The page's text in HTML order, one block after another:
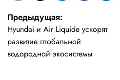
Навигация
по
записям
Предыдущая:
Hyundai и Air Liquide ускорят
развитие глобальной
водородной экосистемы